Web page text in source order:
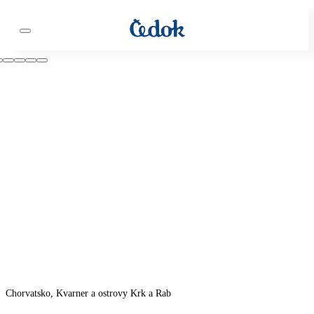
Chorvatsko, Kvarner a ostrovy Krk a Rab